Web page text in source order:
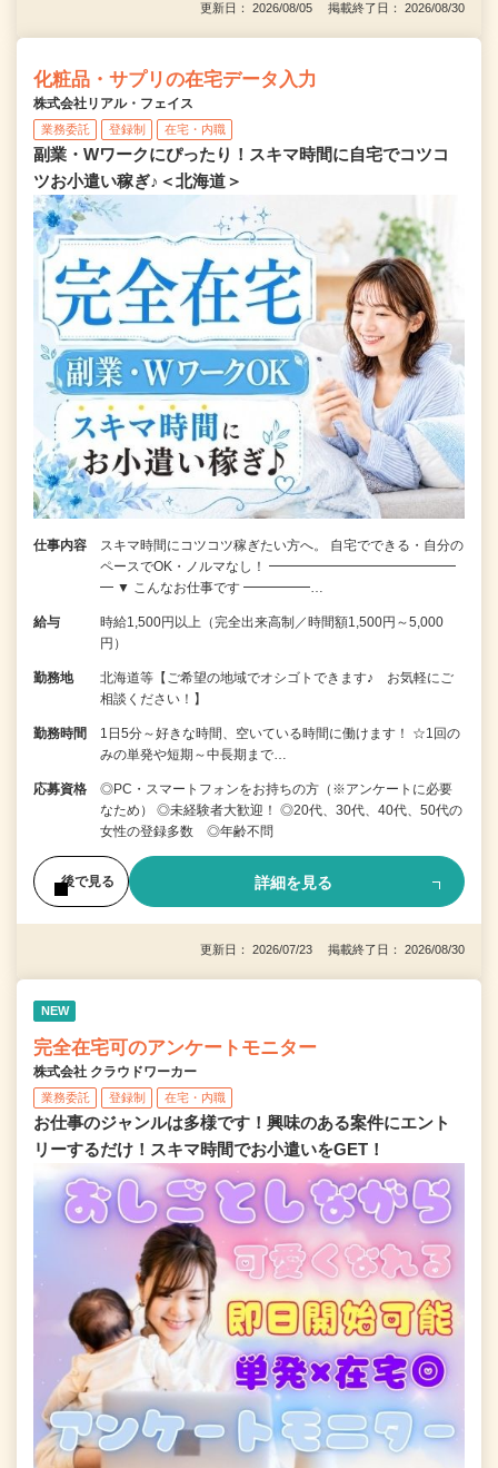
更新日： 2026/08/05 掲載終了日： 2026/08/30
化粧品・サプリの在宅データ入力
株式会社リアル・フェイス
業務委託 登録制 在宅・内職
副業・Wワークにぴったり！スキマ時間に自宅でコツコ
ツお小遣い稼ぎ♪＜北海道＞
仕事内容
スキマ時間にコツコツ稼ぎたい方へ。 自宅でできる・自分の
ペースでOK・ノルマなし！ ━━━━━━━━━━━━━━
━ ▼ こんなお仕事です ━━━━━…
給与
時給1,500円以上（完全出来高制／時間額1,500円～5,000
円）
勤務地
北海道等【ご希望の地域でオシゴトできます♪ お気軽にご
相談ください！】
勤務時間
1日5分～好きな時間、空いている時間に働けます！ ☆1回の
みの単発や短期～中長期まで…
応募資格
◎PC・スマートフォンをお持ちの方（※アンケートに必要
なため） ◎未経験者大歓迎！ ◎20代、30代、40代、50代の
女性の登録多数 ◎年齢不問
後で見る 詳細を見る
更新日： 2026/07/23 掲載終了日： 2026/08/30
NEW
完全在宅可のアンケートモニター
株式会社 クラウドワーカー
業務委託 登録制 在宅・内職
お仕事のジャンルは多様です！興味のある案件にエント
リーするだけ！スキマ時間でお小遣いをGET！